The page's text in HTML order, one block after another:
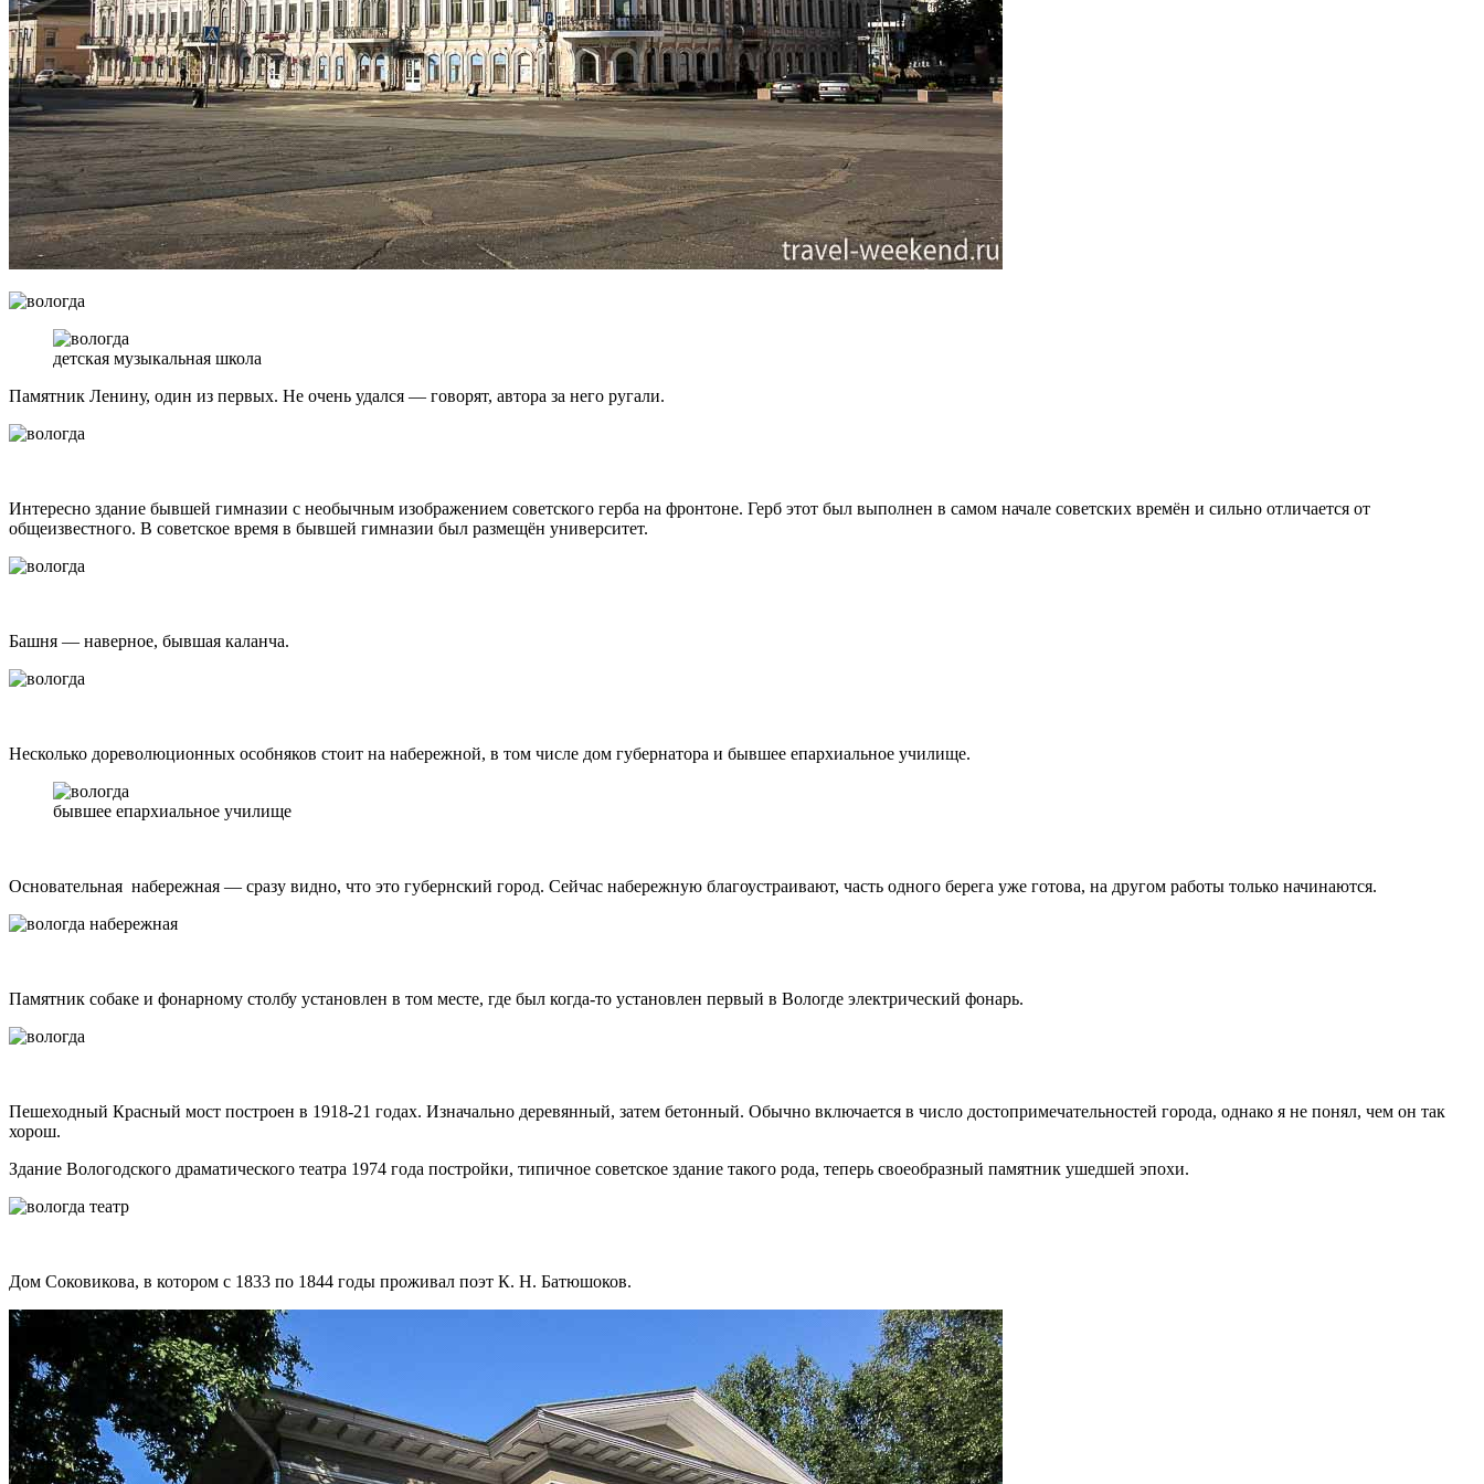
детская музыкальная школа
Памятник Ленину, один из первых. Не очень удался — говорят, автора за него ругали.
Интересно здание бывшей гимназии с необычным изображением советского герба на фронтоне. Герб этот был выполнен в самом начале советских времён и сильно отличается от
общеизвестного. В советское время в бывшей гимназии был размещён университет.
Башня — наверное, бывшая каланча.
Несколько дореволюционных особняков стоит на набережной, в том числе дом губернатора и бывшее епархиальное училище.
бывшее епархиальное училище
Основательная набережная — сразу видно, что это губернский город. Сейчас набережную благоустраивают, часть одного берега уже готова, на другом работы только начинаются.
Памятник собаке и фонарному столбу установлен в том месте, где был когда-то установлен первый в Вологде электрический фонарь.
Пешеходный Красный мост построен в 1918-21 годах. Изначально деревянный, затем бетонный. Обычно включается в число достопримечательностей города, однако я не понял, чем он так
хорош.
Здание Вологодского драматического театра 1974 года постройки, типичное советское здание такого рода, теперь своеобразный памятник ушедшей эпохи.
Дом Соковикова, в котором с 1833 по 1844 годы проживал поэт К. Н. Батюшоков.